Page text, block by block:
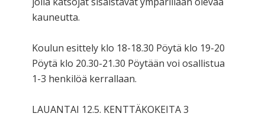
kauneutta.
Koulun esittely klo 18-18.30 Pöytä klo 19-20
Pöytä klo 20.30-21.30 Pöytään voi osallistua
1-3 henkilöä kerrallaan.
LAUANTAI 12.5. KENTTÄKOKEITA 3